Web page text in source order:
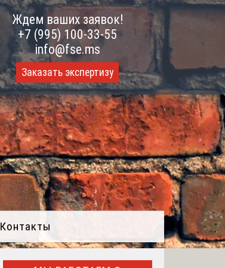
Ждем ваших заявок!
+7 (995) 100-33-55
info@fse.ms
Заказать экспертизу
Контакты